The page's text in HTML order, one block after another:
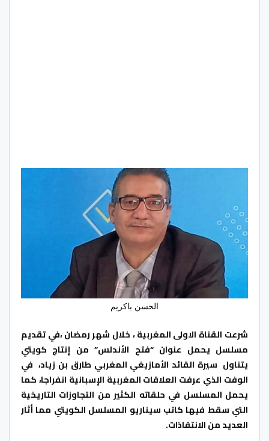
الحسن باكريم
شرعت القناة الاولى المغربية ، خلال شهر رمضان ،في تقديم
مسلسل يحمل عنوان “فتح الأندلس” من إنتاج كويتي
يتناول سيرة القائد الأمازيغي المغربي طارق بن زياد، في
الوفت الذي عرفت العلاقات المغربية الإسبانية انفراجا، كما
يحمل المسلسل في حلقاته الكثير من التجاوزات التاريخية
التي سقط فيها كاتب سيناريو المسلسل الكويتي مما أثار
العديد من الانتقاذات.